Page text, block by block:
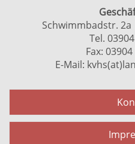
Schwimmbadstr.
Tel.
Fax:
E-Mail: